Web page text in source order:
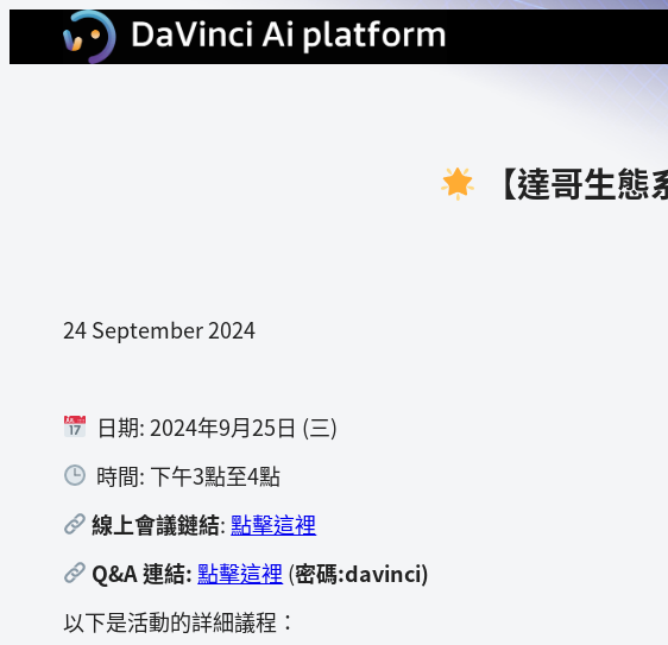
【達哥生
24 September 2024
日期: 2024年9月25日 (三)
時間: 下午3點至4點
線上會議鏈結: 點擊這裡
Q&A 連結: 點擊這裡 (密碼:davinci)
以下是活動的詳細議程：